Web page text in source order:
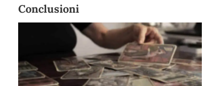
Conclusioni